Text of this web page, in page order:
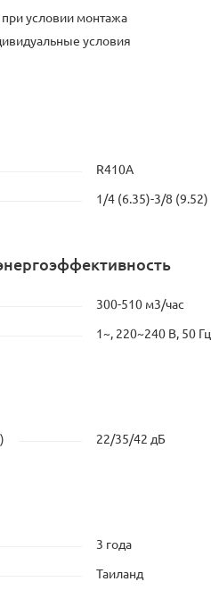
при условии монтажа
условия
R410A
1/4 (6.35)-3/8 (9.52)
300-510 м3/час
1~, 220~240 В, 50 Гц
22/35/42 дБ
3 года
Таиланд